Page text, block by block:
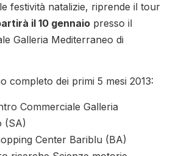
festività natalizie, riprende il tour
il 10 gennaio presso il
Galleria Mediterraneo di
completo dei primi 5 mesi 2013:
Commerciale Galleria
(SA)
Center Bariblu (BA)